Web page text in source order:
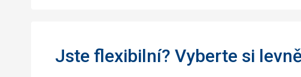
Jste flexibilní? Vyberte si